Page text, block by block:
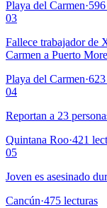
Playa del Carmen·596
03
Fallece trabajador de
Carmen a Puerto
Playa del Carmen·623
04
Reportan a 23
Quintana Roo·421
05
Joven es asesinado
Cancún·475 lecturas